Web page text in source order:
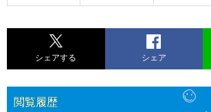
シェアする シェア
閲覧履歴